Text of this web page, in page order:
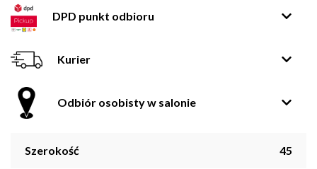
DPD punkt odbioru
Kurier
Odbiór osobisty w salonie
Szerokość 45